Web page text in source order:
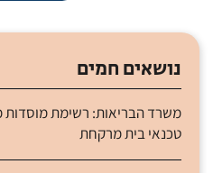
נושאים חמים
משרד הבריאות: רשימת מוסדות
טכנאי בית מרקחת